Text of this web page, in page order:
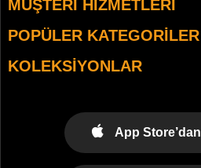
MÜŞTERI HIZMETLERI
POPÜLER KATEGORILER
KOLEKSIYONLAR
App Store’dan